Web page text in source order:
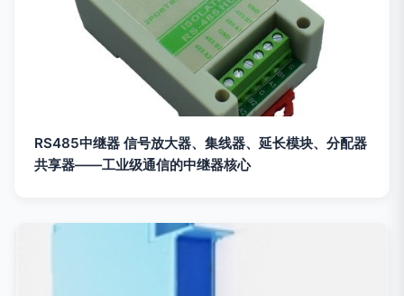
RS485中继器 信号放大器、集线器、延长模块、分配器
共享器——工业级通信的中继器核心